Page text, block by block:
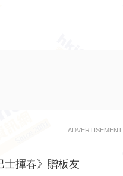
ADVERTISEMENT
士揮春》贈板友